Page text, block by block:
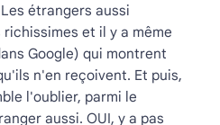
étrangers aussi
et il y a même
Google) qui montrent
n'en reçoivent. Et puis,
l'oublier, parmi le
aussi. OUI, y a pas